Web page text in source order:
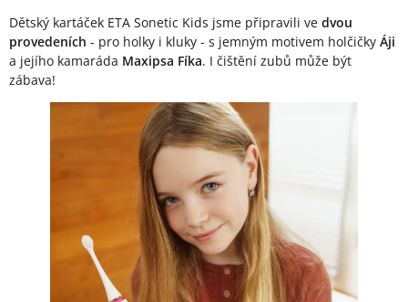
Dětský kartáček ETA Sonetic Kids jsme připravili ve dvou
provedeních - pro holky i kluky - s jemným motivem holčičky Áji
a jejího kamaráda Maxipsa Fíka. I čištění zubů může být
zábava!